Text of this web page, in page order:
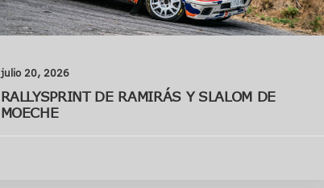
julio 20, 2026
RALLYSPRINT DE RAMIRÁS Y SLALOM DE
MOECHE